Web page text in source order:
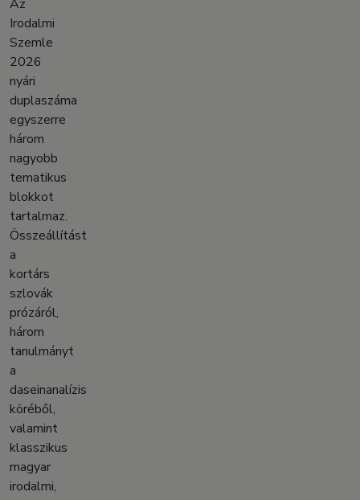
Az
Irodalmi
Szemle
2026
nyári
duplaszáma
egyszerre
három
nagyobb
tematikus
blokkot
tartalmaz.
Összeállítást
a
kortárs
szlovák
prózáról,
három
tanulmányt
a
daseinanalízis
köréből,
valamint
klasszikus
magyar
irodalmi,